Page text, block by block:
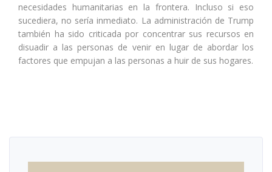
necesidades humanitarias en la frontera. Incluso si eso
sucediera, no sería inmediato. La administración de Trump
también ha sido criticada por concentrar sus recursos en
disuadir a las personas de venir en lugar de abordar los
factores que empujan a las personas a huir de sus hogares.